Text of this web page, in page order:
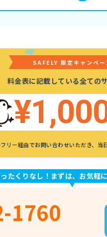
SAFELY 限定キャンペー
料金表に記載している全ての
リー経由でお問い合わせいただき、当
たくりなし！まずは、お気軽
1760